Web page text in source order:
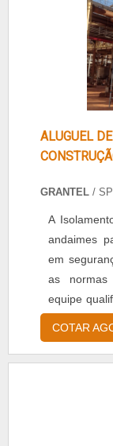
estética,
ALUGUEL
GRANTEL / SP
A
andaimes
em
as normas
equipe
para
cada obra,
COTAR